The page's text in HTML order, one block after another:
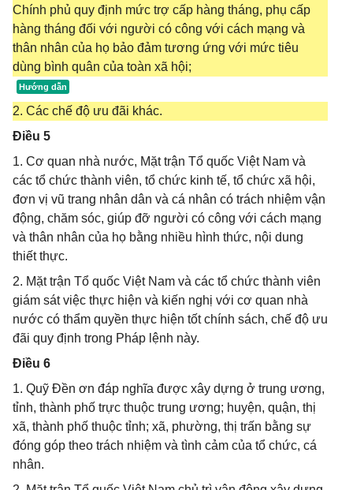
Chính phủ quy định mức trợ cấp hàng tháng, phụ cấp
hàng tháng đối với người có công với cách mạng và
thân nhân của họ bảo đảm tương ứng với mức tiêu
dùng bình quân của toàn xã hội;
2. Các chế độ ưu đãi khác.
Điều 5
1. Cơ quan nhà nước, Mặt trận Tổ quốc Việt Nam và
các tổ chức thành viên, tổ chức kinh tế, tổ chức xã hội,
đơn vị vũ trang nhân dân và cá nhân có trách nhiệm vận
động, chăm sóc, giúp đỡ người có công với cách mạng
và thân nhân của họ bằng nhiều hình thức, nội dung
thiết thực.
2. Mặt trận Tổ quốc Việt Nam và các tổ chức thành viên
giám sát việc thực hiện và kiến nghị với cơ quan nhà
nước có thẩm quyền thực hiện tốt chính sách, chế độ ưu
đãi quy định trong Pháp lệnh này.
Điều 6
1. Quỹ Đền ơn đáp nghĩa được xây dựng ở trung ương,
tỉnh, thành phố trực thuộc trung ương; huyện, quận, thị
xã, thành phố thuộc tỉnh; xã, phường, thị trấn bằng sự
đóng góp theo trách nhiệm và tình cảm của tổ chức, cá
nhân.